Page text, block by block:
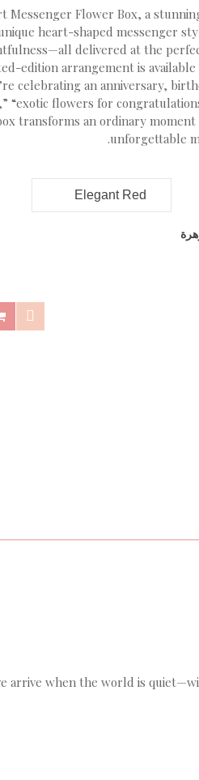
Messenger Flower Box, a
heart-shaped messenger
delivered at the
edition arrangement is
celebrating an anniversary,
“exotic flowers for
transforms an ordinary moment
unforgettable
arrive when the world is